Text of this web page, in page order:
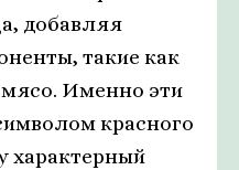
добавляя
такие как
Именно эти
красного
характерный